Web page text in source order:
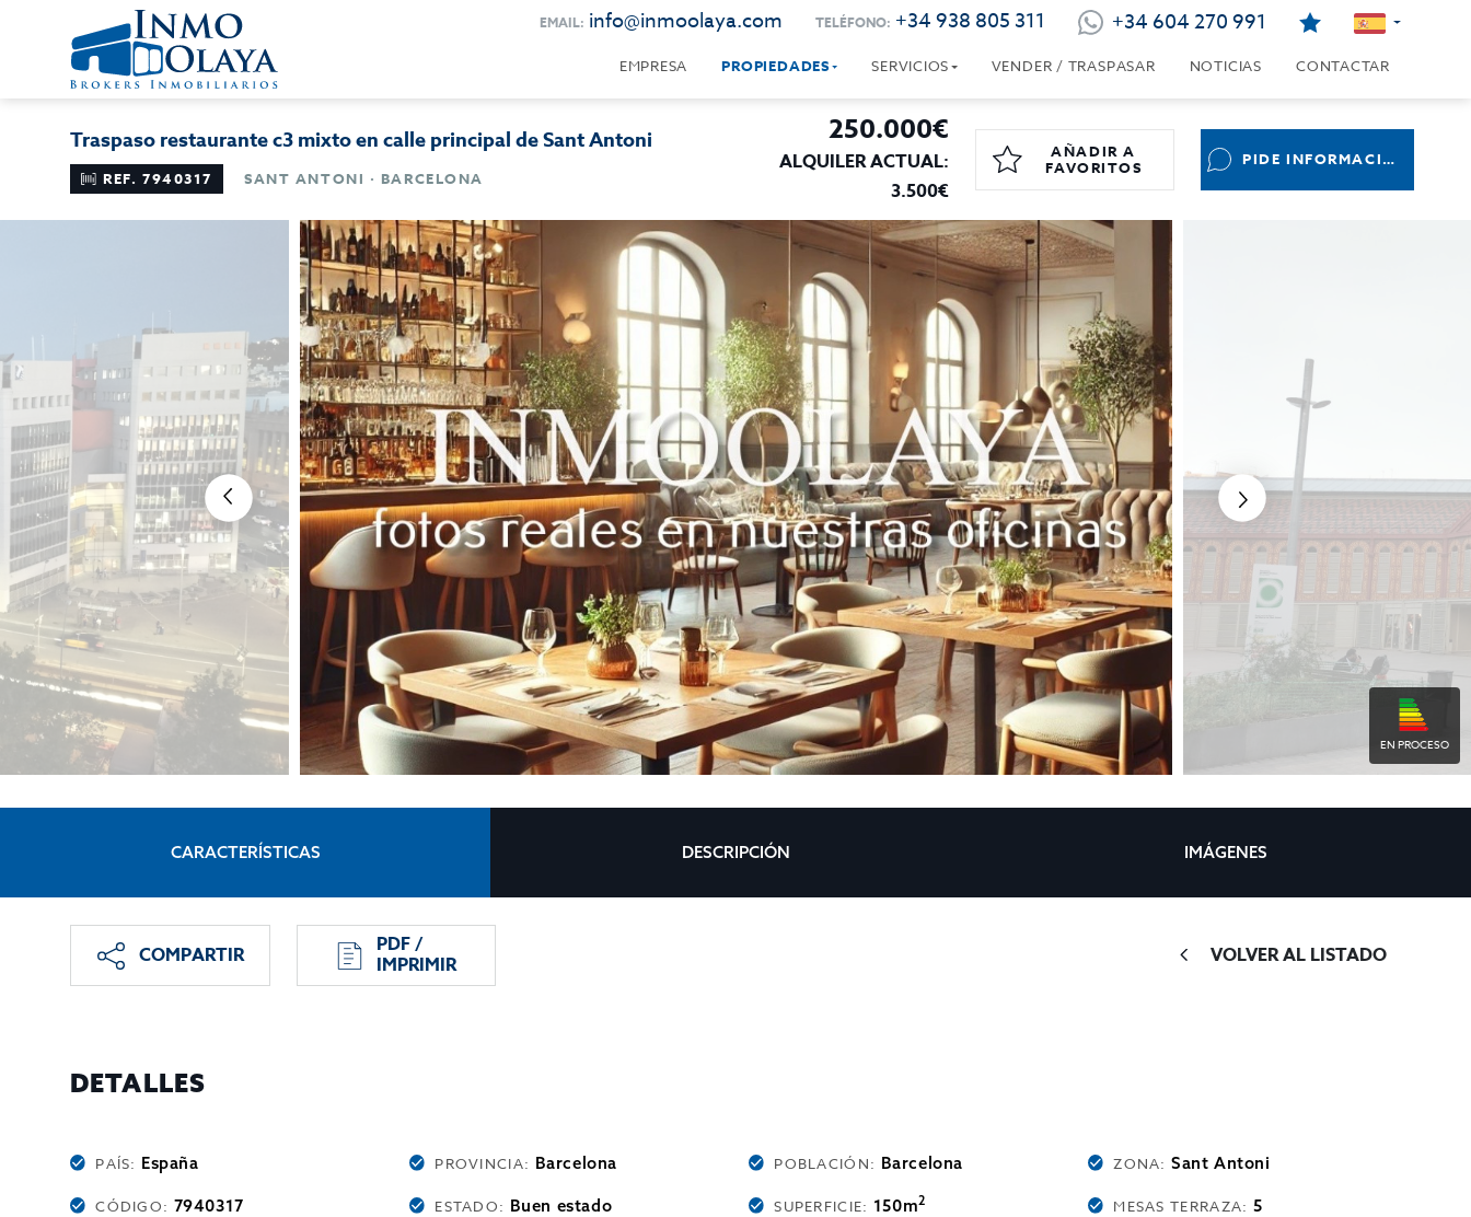
EMAIL: info@inmoolaya.com TELÉFONO: +34 938 805 311 +34 604 270 991
EMPRESA PROPIEDADES SERVICIOS VENDER / TRASPASAR NOTICIAS CONTACTAR
Traspaso restaurante c3 mixto en calle principal de Sant Antoni
REF. 7940317 SANT ANTONI · BARCELONA
250.000€
ALQUILER ACTUAL:
3.500€
AÑADIR A
FAVORITOS
PIDE INFORMACIÓN
EN PROCESO
CARACTERÍSTICAS DESCRIPCIÓN IMÁGENES
COMPARTIR PDF /
IMPRIMIR VOLVER AL LISTADO
DETALLES
PAÍS: España PROVINCIA: Barcelona POBLACIÓN: Barcelona ZONA:Sant Antoni
CÓDIGO: 7940317 ESTADO: Buen estado SUPERFICIE: 150m2 MESAS TERRAZA: 5